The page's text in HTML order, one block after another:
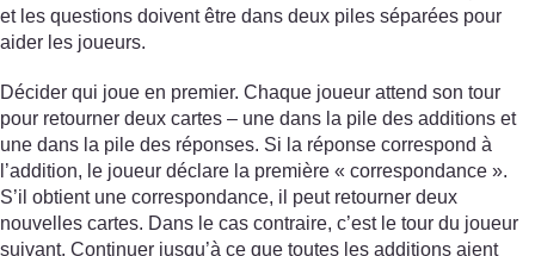
et les questions doivent être dans deux piles séparées pour
aider les joueurs.
Décider qui joue en premier. Chaque joueur attend son tour
pour retourner deux cartes – une dans la pile des additions et
une dans la pile des réponses. Si la réponse correspond à
l’addition, le joueur déclare la première « correspondance ».
S’il obtient une correspondance, il peut retourner deux
nouvelles cartes. Dans le cas contraire, c’est le tour du joueur
suivant. Continuer jusqu’à ce que toutes les additions aient